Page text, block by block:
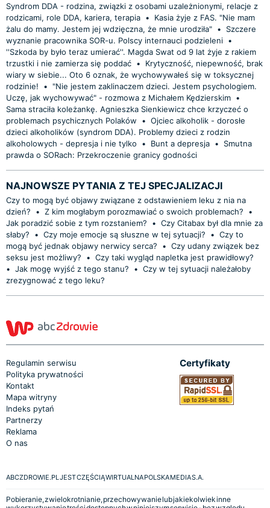
Syndrom DDA - rodzina, związki z osobami uzależnionymi, relacje z
rodzicami, role DDA, kariera, terapia •
Kasia żyje z FAS. "Nie mam
żalu do mamy. Jestem jej wdzięczna, że mnie urodziła" •
Szczere
wyznanie pracownika SOR-u. Polscy internauci podzieleni •
''Szkoda by było teraz umierać''. Magda Swat od 9 lat żyje z rakiem
trzustki i nie zamierza się poddać •
Krytyczność, niepewność, brak
wiary w siebie... Oto 6 oznak, że wychowywałeś się w toksycznej
rodzinie!
•
"Nie jestem zaklinaczem dzieci. Jestem psychologiem.
Uczę, jak wychowywać" - rozmowa z Michałem Kędzierskim •
Sama straciła koleżankę. Agnieszka Sienkiewicz chce krzyczeć o
problemach psychicznych Polaków
• Ojciec alkoholik - dorosłe
dzieci alkoholików (syndrom DDA). Problemy dzieci z rodzin
alkoholowych - depresja i nie tylko
• Bunt a depresja •
Smutna
prawda o SORach: Przekroczenie granicy godności
NAJNOWSZE PYTANIA Z TEJ SPECJALIZACJI
Czy to mogą być objawy związane z odstawieniem leku z nia na
dzień?
• Z kim mogłabym porozmawiać o swoich problemach?
•
Jak poradzić sobie z tym rozstaniem?
• Czy Citabax był dla mnie za
słaby?
• Czy moje emocje są słuszne w tej sytuacji? • Czy to
mogą być jednak objawy nerwicy serca?
• Czy udany związek bez
seksu jest możliwy?
• Czy taki wygląd napletka jest prawidłowy?
• Jak mogę wyjść z tego stanu? • Czy w tej sytuacji należałoby
zrezygnować z tego leku?
Regulamin serwisu
Polityka prywatności
Kontakt
Mapa witryny
Indeks pytań
Partnerzy
Reklama
O nas
Certyfikaty
ABCZDROWIE.PL JEST CZĘŚCIĄ WIRTUALNA POLSKA MEDIA S.A.
Pobieranie, zwielokrotnianie, przechowywanie lub jakiekolwiek inne